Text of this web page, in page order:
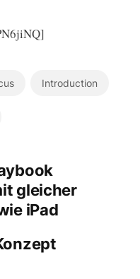
Introduction
gleicher
iPad